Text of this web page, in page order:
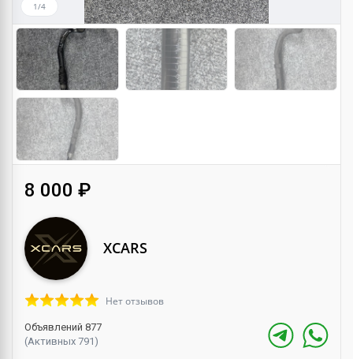
1/4
8 000 ₽
XCARS
Нет отзывов
Объявлений 877
(Активных 791)